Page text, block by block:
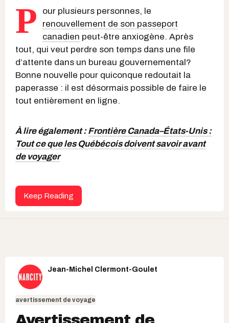
P
our plusieurs personnes, le
renouvellement de son passeport
canadien peut-être anxiogène. Après
tout, qui veut perdre son temps dans une file
d’attente dans un bureau gouvernemental?
Bonne nouvelle pour quiconque redoutait la
paperasse : il est désormais possible de faire le
tout entièrement en ligne.
À lire également :Frontière Canada–États-Unis :
Tout ce que les Québécois doivent savoir avant
de voyager
Keep Reading
Jean-Michel Clermont-Goulet
avertissement de voyage